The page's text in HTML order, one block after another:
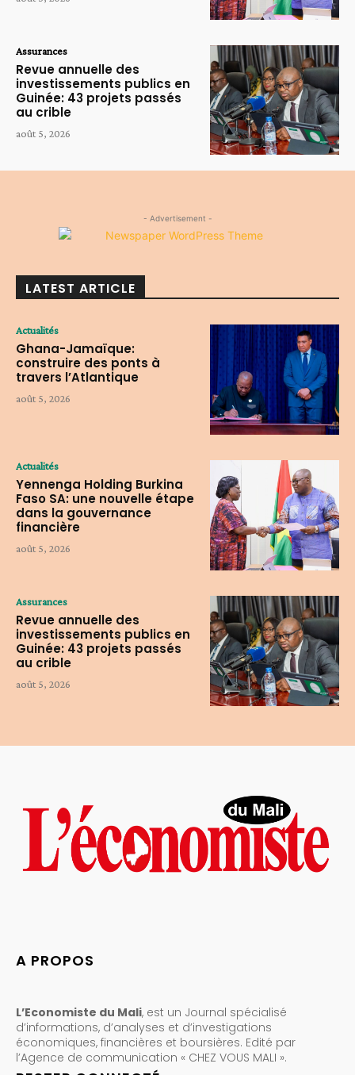
Assurances
Revue annuelle des
investissements publics en
Guinée: 43 projets passés
au crible
août 5, 2026
- Advertisement -
LATEST ARTICLE
Actualités
Ghana-Jamaïque:
construire des ponts à
travers l’Atlantique
août 5, 2026
Actualités
Yennenga Holding Burkina
Faso SA: une nouvelle étape
dans la gouvernance
financière
août 5, 2026
Assurances
Revue annuelle des
investissements publics en
Guinée: 43 projets passés
au crible
août 5, 2026
A PROPOS
L’Economiste du Mali, est un Journal spécialisé
d’informations, d’analyses et d’investigations
économiques, financières et boursières. Edité par
l’Agence de communication « CHEZ VOUS MALI ».